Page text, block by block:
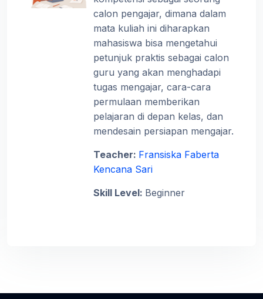
calon pengajar, dimana dalam
mata kuliah ini diharapkan
mahasiswa bisa mengetahui
petunjuk praktis sebagai calon
guru yang akan menghadapi
tugas mengajar, cara-cara
permulaan memberikan
pelajaran di depan kelas, dan
mendesain persiapan mengajar.
Teacher: Fransiska Faberta
Kencana Sari
Skill Level: Beginner